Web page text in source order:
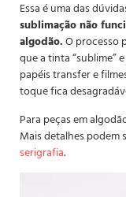
Essa é uma das
sublimação não
algodão. O processo
que a tinta “sublime”
papéis transfer e
toque fica
Para peças em
Mais detalhes podem
serigrafia.